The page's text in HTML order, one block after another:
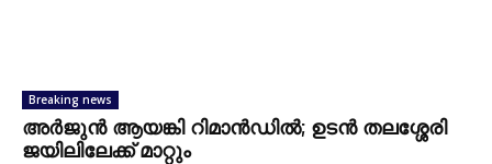
Breaking news
അര്‍ജുന്‍ ആയങ്കി റിമാന്‍ഡില്‍; ഉടന്‍ തലശ്ശേരി
ജയിലിലേക്ക് മാറ്റും